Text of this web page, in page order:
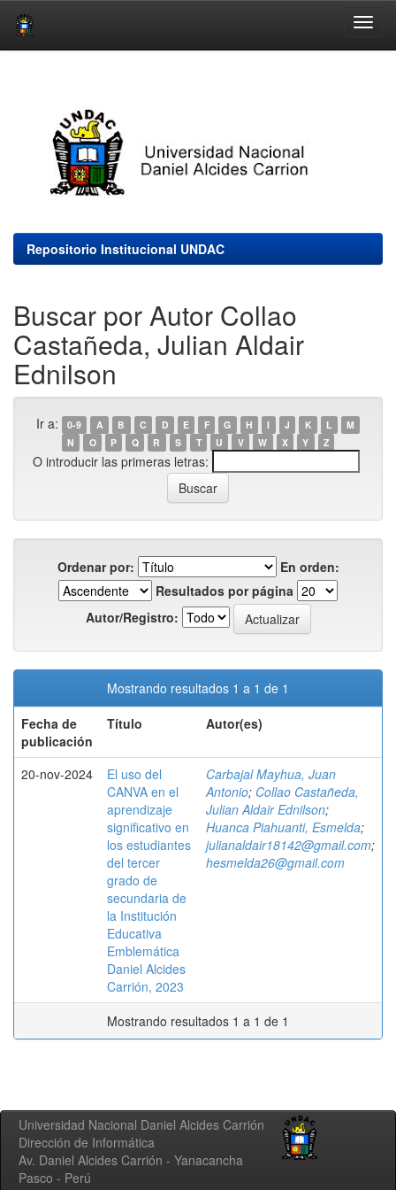
Repositorio Institucional UNDAC
Buscar por Autor Collao
Castañeda, Julian Aldair
Ednilson
Ir a: 0-9 A B C D E F G H I J K L
M
N
O P Q R S T U V W X Y Z
O introducir las primeras letras:
Ordenar por:
En orden:
Resultados por página
Autor/Registro:
Mostrando resultados 1 a 1 de 1
Fecha de
publicación
Título Autor(es)
20-nov-2024
El uso del
CANVA en el
aprendizaje
significativo en
los estudiantes
del tercer
grado de
secundaria de
la Institución
Educativa
Emblemática
Daniel Alcides
Carrión, 2023
Carbajal Mayhua, Juan
Antonio; Collao Castañeda,
Julian Aldair Ednilson;
Huanca Piahuanti, Esmelda;
julianaldair18142@gmail.com;
hesmelda26@gmail.com
Mostrando resultados 1 a 1 de 1
Universidad Nacional Daniel Alcides Carrión
Dirección de Informática
Av. Daniel Alcides Carrión - Yanacancha
Pasco - Perú